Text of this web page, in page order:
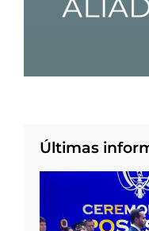
Últimas